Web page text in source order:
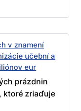
v znamení
učební a
eur
prázdnin
ktoré zriaďuje